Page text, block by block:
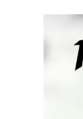
contenido